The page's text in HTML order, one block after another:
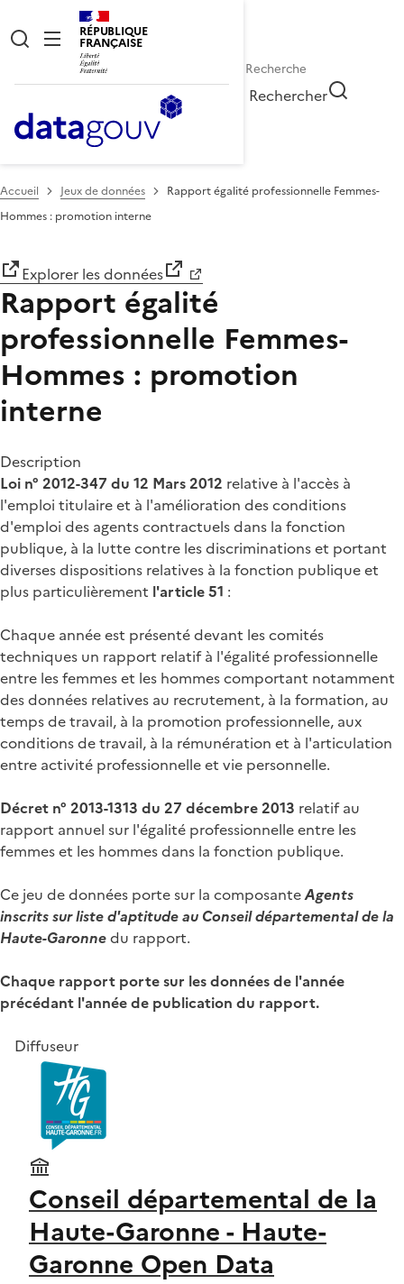
RÉPUBLIQUE
FRANÇAISE
Rechercher
Accueil Jeux de données
Rapport égalité professionnelle Femmes-
Hommes : promotion interne
Explorer les données
Rapport égalité
professionnelle Femmes-
Hommes : promotion
interne
Description
Loi n° 2012-347 du 12 Mars 2012 relative à l'accès à
l'emploi titulaire et à l'amélioration des conditions
d'emploi des agents contractuels dans la fonction
publique, à la lutte contre les discriminations et portant
diverses dispositions relatives à la fonction publique et
plus particulièrement l'article 51 :
Chaque année est présenté devant les comités
techniques un rapport relatif à l'égalité professionnelle
entre les femmes et les hommes comportant notamment
des données relatives au recrutement, à la formation, au
temps de travail, à la promotion professionnelle, aux
conditions de travail, à la rémunération et à l'articulation
entre activité professionnelle et vie personnelle.
Décret n° 2013-1313 du 27 décembre 2013 relatif au
rapport annuel sur l'égalité professionnelle entre les
femmes et les hommes dans la fonction publique.
Ce jeu de données porte sur la composanteAgents
inscrits sur liste d'aptitude au Conseil départemental de la
Haute-Garonnedu rapport.
Chaque rapport porte sur les données de l'année
précédant l'année de publication du rapport.
Diffuseur
Conseil départemental de la
Haute-Garonne - Haute-
Garonne Open Data